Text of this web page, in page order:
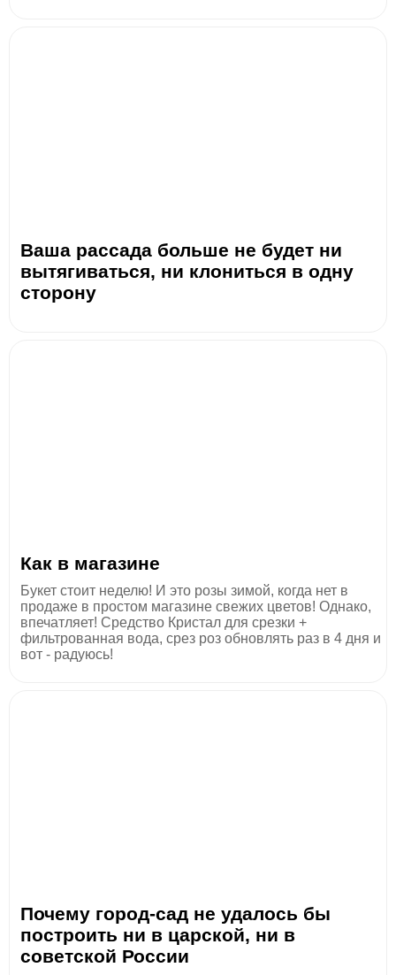
Ваша рассада больше не будет ни
вытягиваться, ни клониться в одну
сторону
Как в магазине
Букет стоит неделю! И это розы зимой, когда нет в
продаже в простом магазине свежих цветов! Однако,
впечатляет! Средство Кристал для срезки +
фильтрованная вода, срез роз обновлять раз в 4 дня и
вот - радуюсь!
Почему город-сад не удалось бы
построить ни в царской, ни в
советской России